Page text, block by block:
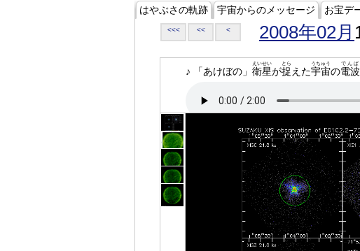
はやぶさの軌跡 宇宙からのメッセージ お宝デ
<<< << < 2008年02月
♪ 「あけぼの」 衛星
えいせい
が捉
とら
えた宇宙
うちゅう
の電波
でんぱ